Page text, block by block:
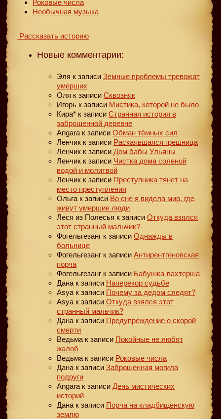
Роковые числа
Необычная музыка
Рассказать историю
Новые комментарии:
Эля к записи Земные проблемы тревожат
умерших
Оля к записи Сквозняк
Игорь к записи Мистика, которой не было
Кира* к записи Странная история в
заброшенной деревне
Angara к записи Обман тёмных сил
Ленчик к записи Раскаявшаяся грешница
Ленчик к записи Дом бабы Ульяны
Ленчик к записи Чистка дома соленой
водой и молитвой
Ленчик к записи Преступника тянет на
место преступления
Ольга к записи Во сне я видела мир, где
живут умершие люди
Леся из Полесья к записи Откуда взялся
этот странный мальчик?
Фогельгезанг к записи Однажды в
больнице
Фогельгезанг к записи Антирентгеновская
порча
Фогельгезанг к записи Бабушка-вахтерша
Дана к записи Наперекор судьбе
Asya к записи Почему за дедом следят?
Asya к записи Откуда взялся этот
странный мальчик?
Дана к записи Предупреждение о скорой
смерти
Ведьма к записи Покойные не любят
жалоб
Ведьма к записи Роковые числа
Дана к записи Заброшенная могила
подруги
Angara к записи День мистических
историй
Дана к записи Порча на кладбищенскую
землю